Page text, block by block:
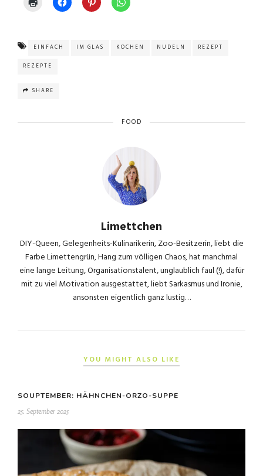
EINFACH IM GLAS KOCHEN NUDELN REZEPT
REZEPTE
SHARE
FOOD
Limettchen
DIY-Queen, Gelegenheits-Kulinarikerin, Zoo-Besitzerin, liebt die
Farbe Limettengrün, Hang zum völligen Chaos, hat manchmal
eine lange Leitung, Organisationstalent, unglaublich faul (!), dafür
mit zu viel Motivation ausgestattet, liebt Sarkasmus und Ironie,
ansonsten eigentlich ganz lustig…
YOU MIGHT ALSO LIKE
SOUPTEMBER: HÄHNCHEN-ORZO-SUPPE
25. September 2025